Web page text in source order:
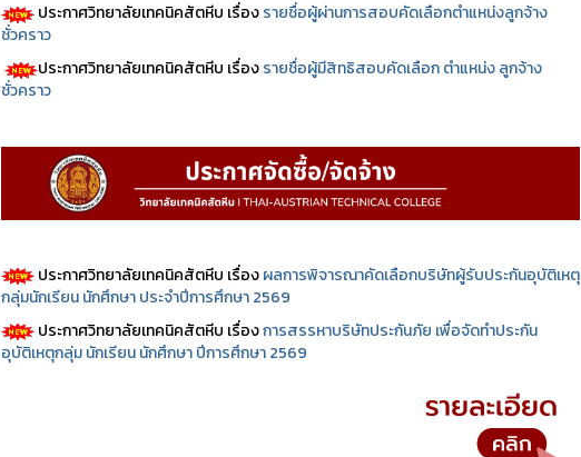
ประกาศวิทยาลัยเทคนิคสัตหีบ เรื่องรายชื่อผู้ผ่านการสอบคัดเลือกตำแหน่งลูกจ้าง
ชั่วคราว
ประกาศวิทยาลัยเทคนิคสัตหีบ เรื่องรายชื่อผู้มีสิทธิสอบคัดเลือก ตำแหน่ง ลูกจ้าง
ชั่วคราว
ประกาศวิทยาลัยเทคนิคสัตหีบ เรื่องผลการพิจารณาคัดเลือกบริษัทผู้รับประกันอุบัติเหตุ
กลุ่มนักเรียน นักศึกษา ประจำปีการศึกษา 2569
ประกาศวิทยาลัยเทคนิคสัตหีบ เรื่องการสรรหาบริษัทประกันภัย เพื่อจัดทำประกัน
อุบัติเหตุกลุ่ม นักเรียน นักศึกษา ปีการศึกษา 2569